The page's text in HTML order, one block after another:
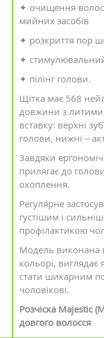
✦ очищення
мийних засобів
✦ розкриття пор
✦
✦ пілінг голови.
Щітка має 568
довжини з литими
вставку: верхні
голови, нижні –
Завдяки
прилягає до
охоплення.
Регулярне
густішим і
профілактикою
Модель виконана
кольорі, виглядає
стати шикарним
чоловікові.
Розчіска Majestic
довгого волосся